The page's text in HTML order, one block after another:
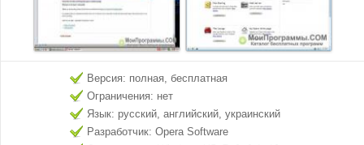
Версия: полная, бесплатная
Ограничения: нет
Язык: русский, английский, украинский
Разработчик: Opera Software